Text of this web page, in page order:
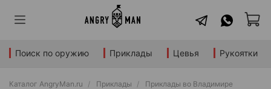
Поиск по оружию Приклады Цевья Рукоятки
Каталог AngryMan.ru Приклады Приклады во Владимире